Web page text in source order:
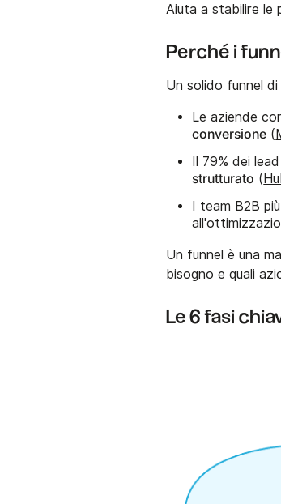
Aiuta a stabilire le
Perché i
Un solido funnel
Le aziende
conversione (
Il 79% dei
strutturato (
I team B2B
Un funnel è una
bisogno e quali
Le 6 fasi